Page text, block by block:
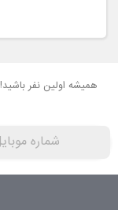
همیشه اولین نفر